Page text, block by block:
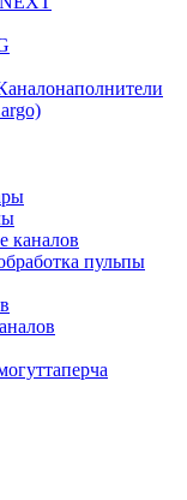
каналов
пульпы